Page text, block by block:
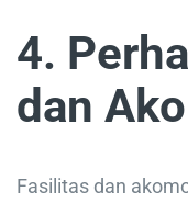
4.
dan
Fasilitas dan